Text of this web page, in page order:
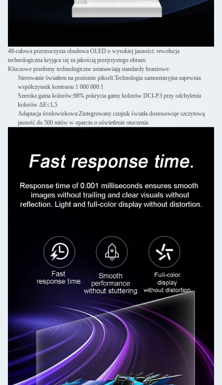
49-calowa przezroczysta obudowa OLED o wysokiej jasności: rewolucja
technologiczna kryjąca się za jakością przejrzystego obrazu
Kluczowe przełomy technologiczne ustanawiają standardy branżowe:
Sterowanie światłem na poziomie pikseli:Technologia samoemisyjna zapewnia
współczynnik kontrastu 1 000 000:1
Szeroka gama kolorów:98% pokrycia gamy kolorów DCI-P3 przy odchyleniu
kolorów ΔE≤1,5
Adaptacja środowiskowa:Zintegrowany czujnik światła dostosowuje szczytową
jasność do 500 nitów w oparciu o oświetlenie otoczenia